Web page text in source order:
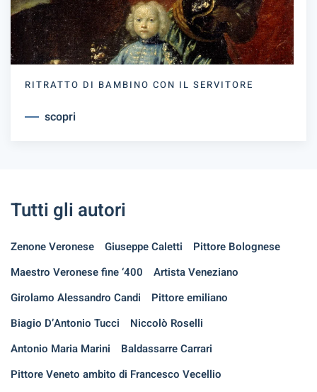
RITRATTO DI BAMBINO CON IL SERVITORE
scopri
Tutti gli autori
Zenone Veronese Giuseppe Caletti
Pittore Bolognese
Maestro Veronese fine ‘400
Artista Veneziano
Girolamo Alessandro Candi
Pittore emiliano
Biagio D’Antonio Tucci
Niccolò Roselli
Antonio Maria Marini
Baldassarre Carrari
Pittore Veneto ambito di Francesco Vecellio